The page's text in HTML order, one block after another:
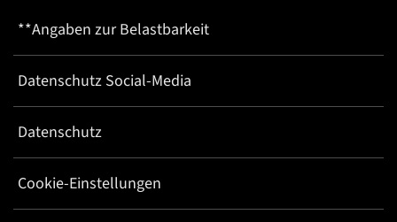
**Angaben zur Belastbarkeit
Datenschutz Social-Media
Datenschutz
Cookie-Einstellungen